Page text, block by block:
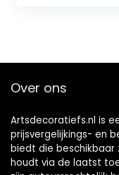
Over ons
Artsdecoratiefs.nl is
prijsvergelijkings- en
biedt die beschikbaar
houdt via de laatst